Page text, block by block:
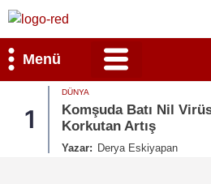
Menü
1
DÜNYA
Komşuda Batı Nil
Korkutan Artış
Yazar: Derya Eskiyapan